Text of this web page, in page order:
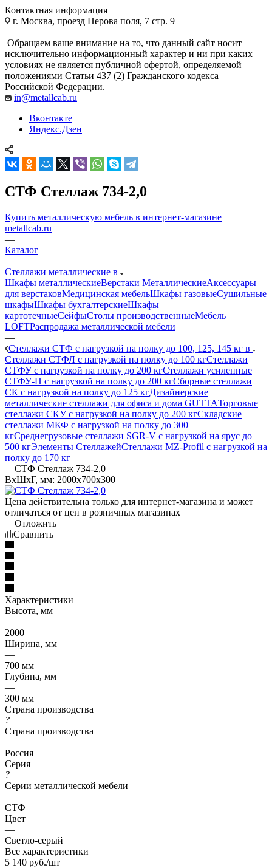
Контактная информация
г. Москва, проезд Перова поля, 7 стр. 9
Обращаем ваше внимание на то, что данный сайт носит
исключительно информационный характер и ни при каких
условиях не является публичной офертой, определяемой
положениями Статьи 437 (2) Гражданского кодекса
Российской Федерации.
in@metallcab.ru
Вконтакте
Яндекс.Дзен
СТФ Стеллаж 734-2,0
Купить металлическую мебель в интернет-магазине
metallcab.ru
—
Каталог
—
Стеллажи металлические в
Шкафы металлическиеВерстаки МеталлическиеАксессуары
для верстаковМедицинская мебельШкафы газовыеСушильные
шкафыШкафы бухгалтерскиеШкафы
картотечныеСейфыСтолы производственныеМебель
LOFTРаспродажа металлической мебели
—
Стеллажи СТФ с нагрузкой на полку до 100, 125, 145 кг в
Стеллажи СТФЛ с нагрузкой на полку до 100 кгСтеллажи
СТФУ с нагрузкой на полку до 200 кгСтеллажи усиленные
СТФУ-П с нагрузкой на полку до 200 кгСборные стеллажи
СК с нагрузкой на полку до 125 кгДизайнерские
металлические стеллажи для офиса и дома GUTTAТорговые
стеллажи СКУ с нагрузкой на полку до 200 кгСкладские
стеллажи МКФ с нагрузкой на полку до 300
кгСреднегрузовые стеллажи SGR-V с нагрузкой на ярус до
500 кгЭлементы СтеллажейСтеллажи MZ-Profil с нагрузкой на
полку до 170 кг
—СТФ Стеллаж 734-2,0
ВхШхГ, мм: 2000x700x300
Цена действительна только для интернет-магазина и может
отличаться от цен в розничных магазинах
Отложить
Сравнить
Характеристики
Высота, мм
—
2000
Ширина, мм
—
700 мм
Глубина, мм
—
300 мм
Страна производства
?
Страна производства
—
Россия
Серия
?
Серии металлической мебели
—
СТФ
Цвет
—
Светло-серый
Все характеристики
5 140 руб./шт